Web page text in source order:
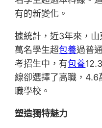
有的新變化。
據統計，近3年來，山
萬名學生超包養過普
考招生中，有包養
線卻選擇了高職，4.6
職學校。
塑造獨特魅力